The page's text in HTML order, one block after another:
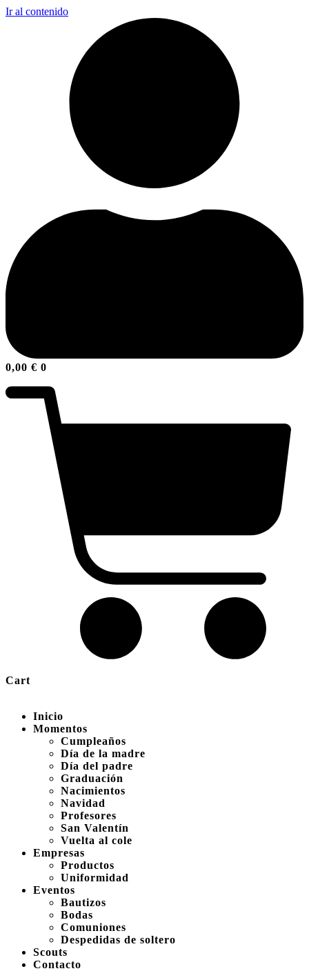
Ir al contenido
0,00 € 0
Cart
Inicio
Momentos
Cumpleaños
Día de la madre
Día del padre
Graduación
Nacimientos
Navidad
Profesores
San Valentín
Vuelta al cole
Empresas
Productos
Uniformidad
Eventos
Bautizos
Bodas
Comuniones
Despedidas de soltero
Scouts
Contacto